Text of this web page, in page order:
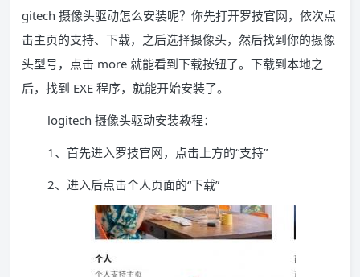
gitech 摄像头驱动怎么安装呢？你先打开罗技官网，依次点
击主页的支持、下载，之后选择摄像头，然后找到你的摄像
头型号，点击 more 就能看到下载按钮了。下载到本地之
后，找到 EXE 程序，就能开始安装了。
logitech 摄像头驱动安装教程：
1、首先进入罗技官网，点击上方的“支持”
2、进入后点击个人页面的“下载”